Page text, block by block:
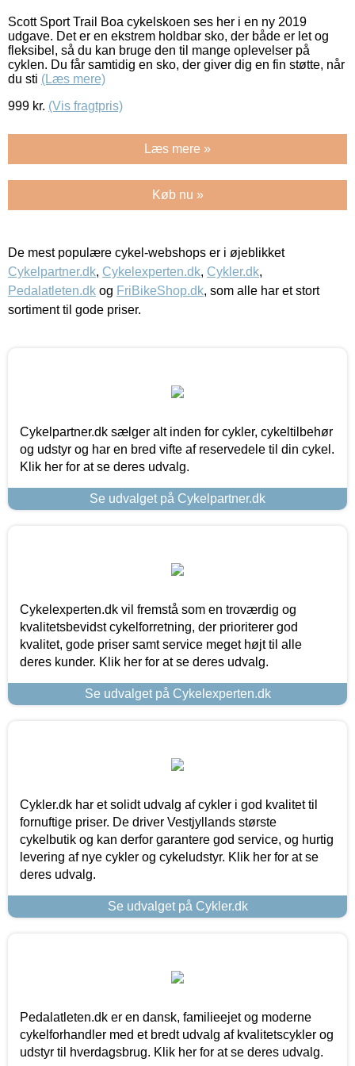
Scott Sport Trail Boa cykelskoen ses her i en ny 2019
udgave. Det er en ekstrem holdbar sko, der både er let og
fleksibel, så du kan bruge den til mange oplevelser på
cyklen. Du får samtidig en sko, der giver dig en fin støtte, når
du sti (Læs mere)
999 kr. (Vis fragtpris)
Læs mere »
Køb nu »
De mest populære cykel-webshops er i øjeblikket
Cykelpartner.dk, Cykelexperten.dk, Cykler.dk,
Pedalatleten.dk og FriBikeShop.dk, som alle har et stort
sortiment til gode priser.
Cykelpartner.dk sælger alt inden for cykler, cykeltilbehør
og udstyr og har en bred vifte af reservedele til din cykel.
Klik her for at se deres udvalg.
Se udvalget på Cykelpartner.dk
Cykelexperten.dk vil fremstå som en troværdig og
kvalitetsbevidst cykelforretning, der prioriterer god
kvalitet, gode priser samt service meget højt til alle
deres kunder. Klik her for at se deres udvalg.
Se udvalget på Cykelexperten.dk
Cykler.dk har et solidt udvalg af cykler i god kvalitet til
fornuftige priser. De driver Vestjyllands største
cykelbutik og kan derfor garantere god service, og hurtig
levering af nye cykler og cykeludstyr. Klik her for at se
deres udvalg.
Se udvalget på Cykler.dk
Pedalatleten.dk er en dansk, familieejet og moderne
cykelforhandler med et bredt udvalg af kvalitetscykler og
udstyr til hverdagsbrug. Klik her for at se deres udvalg.